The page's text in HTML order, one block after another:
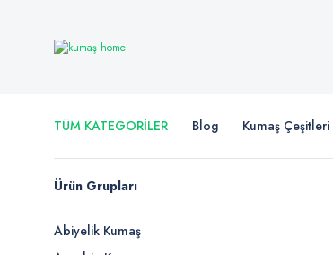
TÜM KATEGORİLER Blog Kumaş Çeşitleri
Ürün Grupları
Abiyelik Kumaş